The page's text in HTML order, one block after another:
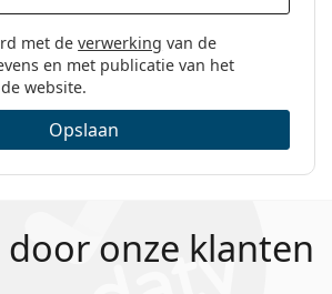
met deverwerking van de
en met publicatie van het
website.
Opslaan
door onze klanten